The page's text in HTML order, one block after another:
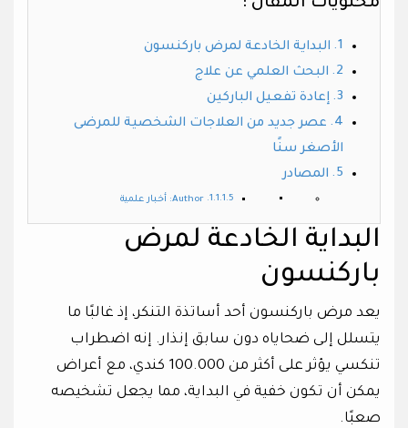
محتويات المقال :
البداية الخادعة لمرض باركنسون
البحث العلمي عن علاج
إعادة تفعيل الباركين
عصر جديد من العلاجات الشخصية للمرضى
الأصغر سنًا
المصادر
Author: أخبار علمية
البداية الخادعة لمرض
باركنسون
يعد مرض باركنسون أحد أساتذة التنكر، إذ غالبًا ما
يتسلل إلى ضحاياه دون سابق إنذار. إنه اضطراب
تنكسي يؤثر على أكثر من 100.000 كندي، مع أعراض
يمكن أن تكون خفية في البداية، مما يجعل تشخيصه
صعبًا.